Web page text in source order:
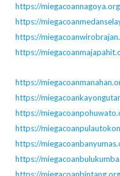
https://miegacoannagoya.org
https://
https://
https://
https://
https://
https://
https://
https://
https://
https://miegacoanbintang.org